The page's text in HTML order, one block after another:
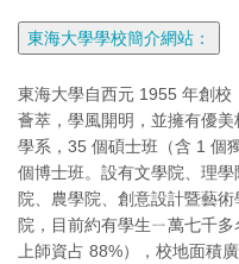
東海大學自西元 1955 年創校
薈萃，學風開明，並擁有優
學系，35 個碩士班（含 1 個
個博士班。設有文學院、理
院、農學院、創意設計暨藝
院，目前約有學生ㄧ萬七千
上師資占 88%），校地面積